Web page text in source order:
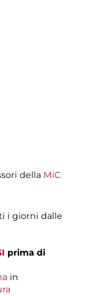
della MiC
i giorni dalle
prima di
in